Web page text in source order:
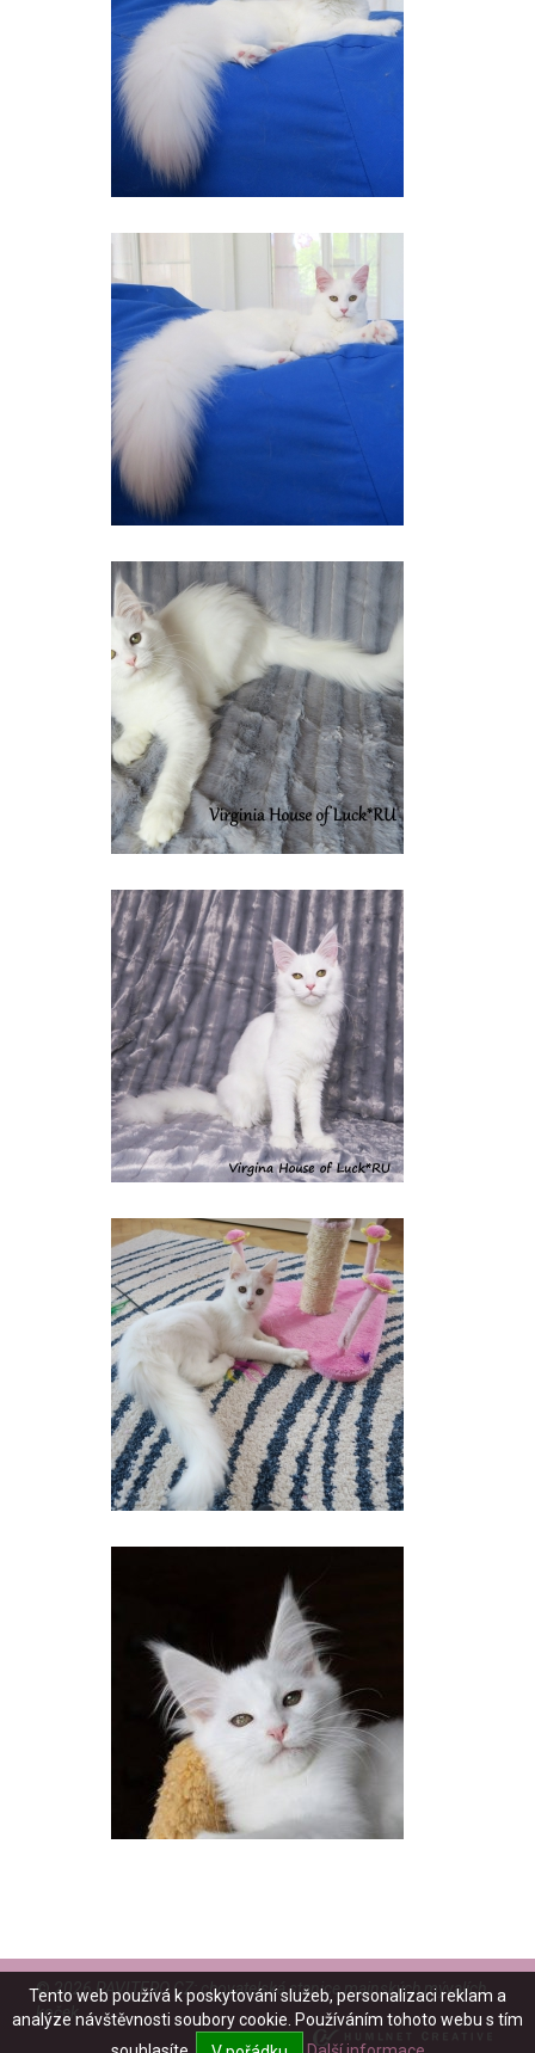
©2026 PAVITERO CZ: chovatelská stanice mainských mývalích
koček
Tento web používá k poskytování služeb, personalizaci reklam a
analýze návštěvnosti soubory cookie. Používáním tohoto webu s tím